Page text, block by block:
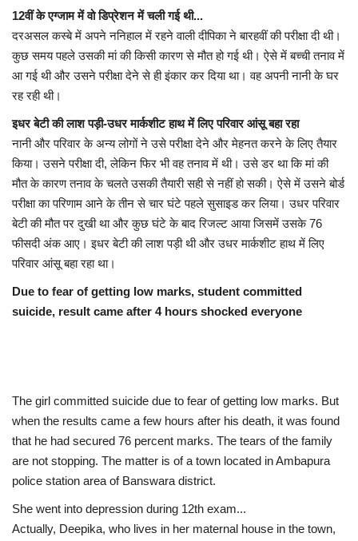
12वीं के एग्जाम में वो डिप्रेशन में चली गई थी...
दरअसल कस्बे में अपने ननिहाल में रहने वाली दीपिका ने बारहवीं की परीक्षा दी थी।
कुछ समय पहले उसकी मां की किसी कारण से मौत हो गई थी। ऐसे में बच्ची तनाव में
आ गई थी और उसने परीक्षा देने से ही इंकार कर दिया था। वह अपनी नानी के घर
रह रही थी।
इधर बेटी की लाश पड़ी-उधर मार्कशीट हाथ में लिए परिवार आंसू बहा रहा
नानी और परिवार के अन्य लोगों ने उसे परीक्षा देने और मेहनत करने के लिए तैयार
किया। उसने परीक्षा दी, लेकिन फिर भी वह तनाव में थी। उसे डर था कि मां की
मौत के कारण तनाव के चलते उसकी तैयारी सही से नहीं हो सकी। ऐसे में उसने बोर्ड
परीक्षा का परिणाम आने के तीन से चार घंटे पहले सुसाइड कर लिया। उधर परिवार
बेटी की मौत पर दुखी था और कुछ घंटे के बाद रिजल्ट आया जिसमें उसके 76
फीसदी अंक आए। इधर बेटी की लाश पड़ी थी और उधर मार्कशीट हाथ में लिए
परिवार आंसू बहा रहा था।
Due to fear of getting low marks, student committed
suicide, result came after 4 hours shocked everyone
The girl committed suicide due to fear of getting low marks. But
when the results came a few hours after his death, it was found
that he had secured 76 percent marks. The tears of the family
are not stopping. The matter is of a town located in Ambapura
police station area of Banswara district.
She went into depression during 12th exam...
Actually, Deepika, who lives in her maternal house in the town,